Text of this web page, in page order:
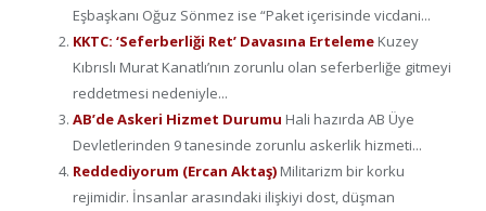
Eşbaşkanı Oğuz Sönmez ise “Paket içerisinde vicdani...
KKTC: ‘Seferberliği Ret’ Davasına Erteleme Kuzey
Kıbrıslı Murat Kanatlı’nın zorunlu olan seferberliğe gitmeyi
reddetmesi nedeniyle...
AB’de Askeri Hizmet Durumu Hali hazırda AB Üye
Devletlerinden 9 tanesinde zorunlu askerlik hizmeti...
Reddediyorum (Ercan Aktaş) Militarizm bir korku
rejimidir. İnsanlar arasındaki ilişkiyi dost, düşman